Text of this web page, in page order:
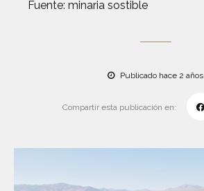
Fuente: minaria sostible
Publicado hace 2 años
Compartir esta publicación en: